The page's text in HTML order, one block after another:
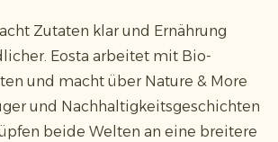
Zutaten klar und Ernährung
Eosta arbeitet mit Bio-
und macht über Nature & More
und Nachhaltigkeitsgeschichten
beide Welten an eine breitere